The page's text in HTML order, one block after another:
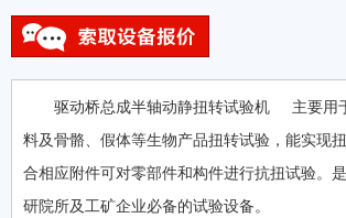
驱动桥总成半轴动静扭转试验机 主要用
料及骨骼、假体等生物产品扭转试验，能实现
合相应附件可对零部件和构件进行抗扭试验。
研院所及工矿企业必备的试验设备。